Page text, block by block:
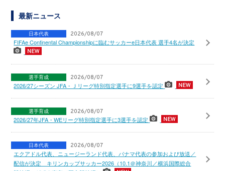
最新ニュース
日本代表 2026/08/07
FIFAe Continental Championshipに臨むサッカーe日本代表 選手4名が決定
選手育成 2026/08/07
2026/27シーズン JFA・Ｊリーグ特別指定選手に9選手を認定
選手育成 2026/08/07
2026/27年JFA・WEリーグ特別指定選手に3選手を認定
日本代表 2026/08/07
エクアドル代表、ニュージーランド代表、パナマ代表の参加および放送／
配信が決定 キリンカップサッカー2026（10.1＠神奈川／横浜国際総合